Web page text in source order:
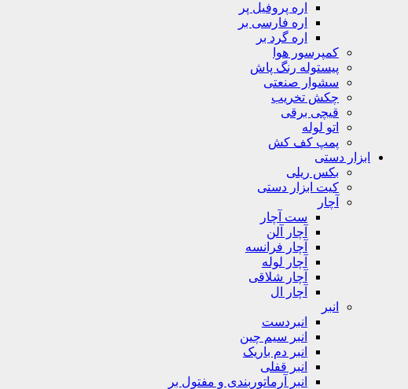
اره پروفیل پر
اره فارسی بر
اره گرد بر
کمپرسور هوا
پیستوله رنگ پاش
سشوار صنعتی
چکش تخریب
قیچی برقی
اتو لوله
پمپ کف کش
ابزار دستی
بکس ریلی
کیت ابزار دستی
آچار
ست آچار
آچار آلن
آچار فرانسه
آچار لوله
آچار شلاقی
آچار ال
انبر
انبردست
انبر سیم چین
انبر دم باریک
انبر قفلی
انبر آرماتوربندی و مفتول بر